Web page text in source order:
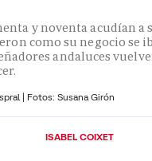
y noventa acudían a
como su negocio se
andaluces
| Fotos: Susana Girón
ISABEL COIXET